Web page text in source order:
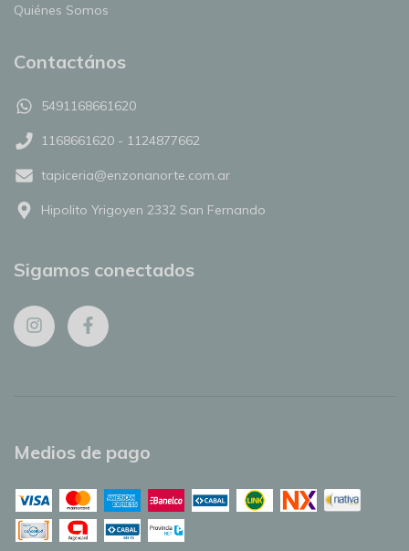
Quiénes Somos
Contactános
5491168661620
1168661620 - 1124877662
tapiceria@enzonanorte.com.ar
Hipolito Yrigoyen 2332 San Fernando
Sigamos conectados
Medios de pago